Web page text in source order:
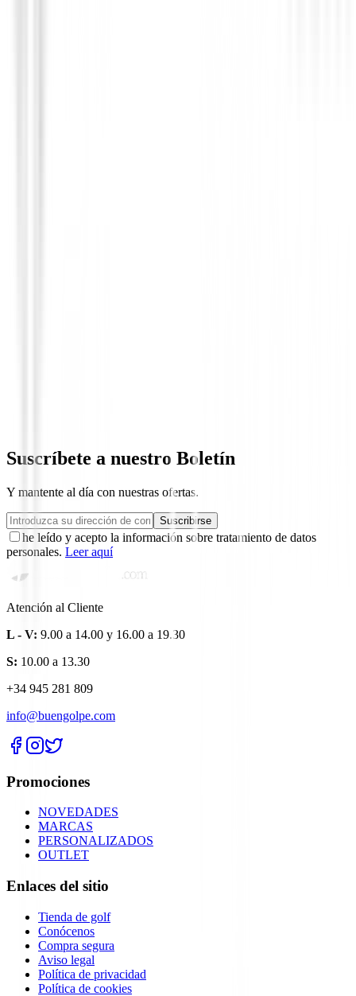
Suscríbete a nuestro Boletín
Y mantente al día con nuestras ofertas.
Suscribirse
he leído y acepto la información sobre tratamiento de datos
personales. Leer aquí
Atención al Cliente
L - V: 9.00 a 14.00 y 16.00 a 19.30
S: 10.00 a 13.30
+34 945 281 809
info@buengolpe.com
Promociones
NOVEDADES
MARCAS
PERSONALIZADOS
OUTLET
Enlaces del sitio
Tienda de golf
Conócenos
Compra segura
Aviso legal
Política de privacidad
Política de cookies